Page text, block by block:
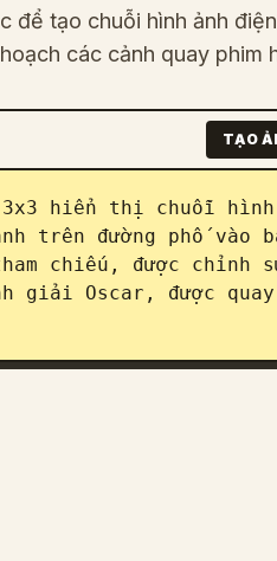
để tạo chuỗi hình ảnh
các cảnh quay phim
TẠO
hiển thị chuỗi hình
trên đường phố vào
chiếu, được chỉnh
giải Oscar, được quay